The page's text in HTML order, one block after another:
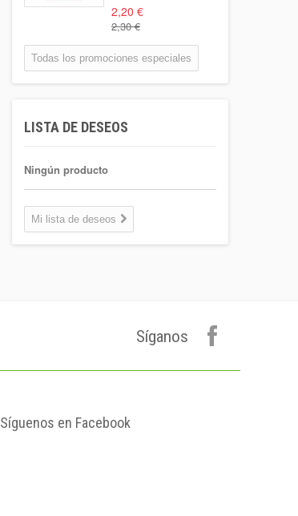
Patata Kenebeck 1
Kilo
Formato: 1 Kilo
1,95 €
L
Lata 33cl
Lata 33cl
0,75 €
kgrs...
1,50 €
FORMATO:
GARRAFA...
2,20 €
2,30 €
Todas los promociones especiales
LISTA DE DESEOS
Ningún producto
Mi lista de deseos
Síganos
Síguenos en Facebook